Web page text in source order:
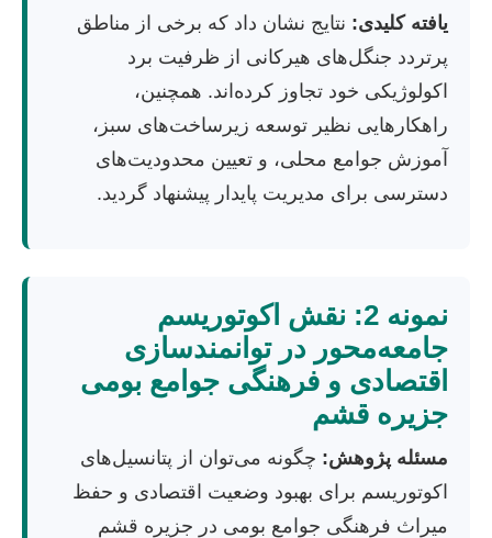
یافته کلیدی: نتایج نشان داد که برخی از مناطق
پرتردد جنگل‌های هیرکانی از ظرفیت برد
اکولوژیکی خود تجاوز کرده‌اند. همچنین،
راهکارهایی نظیر توسعه زیرساخت‌های سبز،
آموزش جوامع محلی، و تعیین محدودیت‌های
دسترسی برای مدیریت پایدار پیشنهاد گردید.
نمونه 2: نقش اکوتوریسم
جامعه‌محور در توانمندسازی
اقتصادی و فرهنگی جوامع بومی
جزیره قشم
مسئله پژوهش: چگونه می‌توان از پتانسیل‌های
اکوتوریسم برای بهبود وضعیت اقتصادی و حفظ
میراث فرهنگی جوامع بومی در جزیره قشم